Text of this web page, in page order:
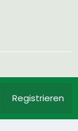
Registrieren